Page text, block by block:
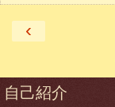
‹
自己紹介